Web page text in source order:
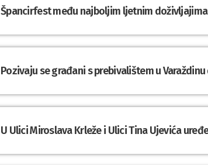
Špancirfest među najboljim ljetnim
Pozivaju se građani s prebivalištem u
U Ulici Miroslava Krleže i Ulici Tina Ujevića